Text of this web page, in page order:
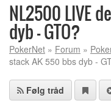
NL2500 LIVE
dyb - GTO?
PokerNet » Forum »
stack AK 550 bbs dyb -
Følg tråd